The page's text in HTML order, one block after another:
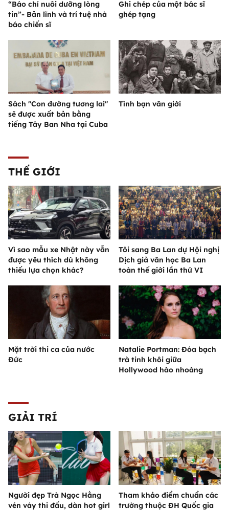
“Báo chí nuôi dưỡng lòng
tin”- Bản lĩnh và trí tuệ nhà
báo chiến sĩ
Ghi chép của một bác sĩ
ghép tạng
Sách "Con đường tương lai"
sẽ được xuất bản bằng
tiếng Tây Ban Nha tại Cuba
Tình bạn văn giới
THẾ GIỚI
Vì sao mẫu xe Nhật này vẫn
được yêu thích dù không
thiếu lựa chọn khác?
Tôi sang Ba Lan dự Hội nghị
Dịch giả văn học Ba Lan
toàn thế giới lần thứ VI
Mặt trời thi ca của nước
Đức
Natalie Portman: Đóa bạch
trà tinh khôi giữa
Hollywood hào nhoáng
GIẢI TRÍ
Người đẹp Trà Ngọc Hằng
vén váy thi đấu, dàn hot girl
Tham khảo điểm chuẩn các
trường thuộc ĐH Quốc gia